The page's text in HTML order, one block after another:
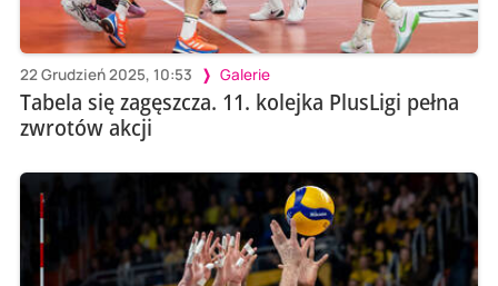
22 Grudzień 2025, 10:53 Galerie
Tabela się zagęszcza. 11. kolejka PlusLigi pełna
zwrotów akcji